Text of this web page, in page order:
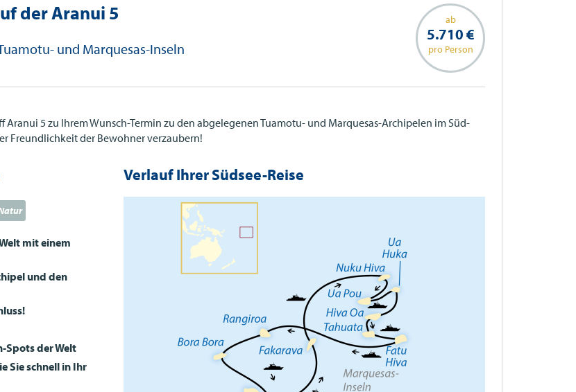
ab
5.710 €
pro Person
der Aranui 5
und Marquesas-Inseln
5 zu Ihrem Wunsch-Termin zu den abgelegenen Tuamotu- und Marquesas-Archipelen im Süd-
Freundlichkeit der Bewohner verzaubern!
mit einem
und den
Spots der Welt
Sie schnell in Ihr
Verlauf Ihrer Südsee-Reise